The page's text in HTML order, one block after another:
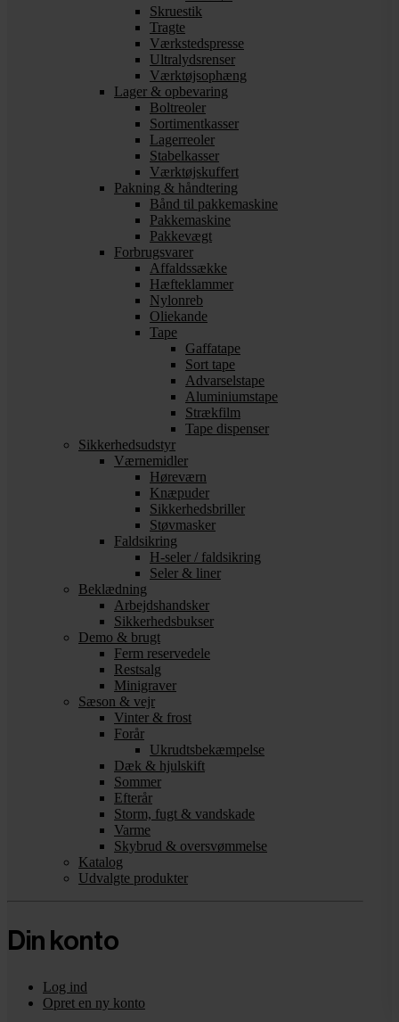
Skruestik
Tragte
Værkstedspresse
Ultralydsrenser
Værktøjsophæng
Lager & opbevaring
Boltreoler
Sortimentkasser
Lagerreoler
Stabelkasser
Værktøjskuffert
Pakning & håndtering
Bånd til pakkemaskine
Pakkemaskine
Pakkevægt
Forbrugsvarer
Affaldssække
Hæfteklammer
Nylonreb
Oliekande
Tape
Gaffatape
Sort tape
Advarselstape
Aluminiumstape
Strækfilm
Tape dispenser
Sikkerhedsudstyr
Værnemidler
Høreværn
Knæpuder
Sikkerhedsbriller
Støvmasker
Faldsikring
H-seler / faldsikring
Seler & liner
Beklædning
Arbejdshandsker
Sikkerhedsbukser
Demo & brugt
Ferm reservedele
Restsalg
Minigraver
Sæson & vejr
Vinter & frost
Forår
Ukrudtsbekæmpelse
Dæk & hjulskift
Sommer
Efterår
Storm, fugt & vandskade
Varme
Skybrud & oversvømmelse
Katalog
Udvalgte produkter
Din konto
Log ind
Opret en ny konto